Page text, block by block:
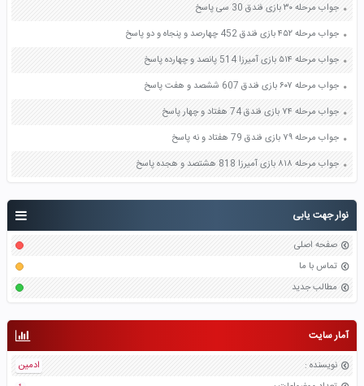
نوار جهت یابی
صفحه اصلی
تماس با ما
مطالب جدید
آمار سایت
نویسنده :
ادمین
جواب مرحله ۳۰ بازی فندق 30 سی پاسخ
جواب مرحله ۴۵۲ بازی فندق 452 چهارصد و پنجاه و دو پاسخ
جواب مرحله ۵۱۴ بازی آمیرزا 514 پانصد و چهارده پاسخ
جواب مرحله ۶۰۷ بازی فندق 607 ششصد و هفت پاسخ
جواب مرحله ۷۴ بازی فندق 74 هفتاد و چهار پاسخ
جواب مرحله ۷۹ بازی فندق 79 هفتاد و نه پاسخ
جواب مرحله ۸۱۸ بازی آمیرزا 818 هشتصد و هجده پاسخ